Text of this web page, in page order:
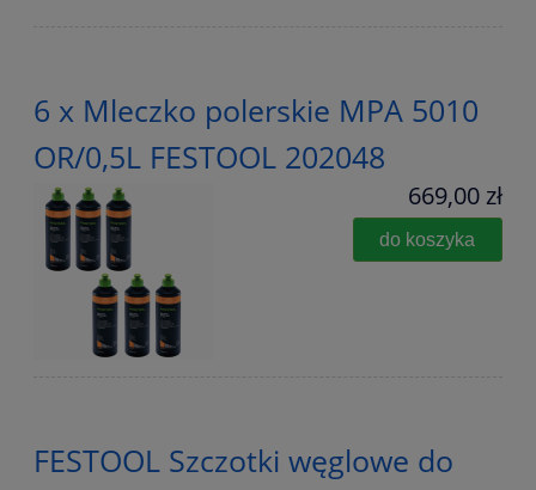
6 x Mleczko polerskie MPA 5010
OR/0,5L FESTOOL 202048
669,00 zł
do koszyka
FESTOOL Szczotki węglowe do